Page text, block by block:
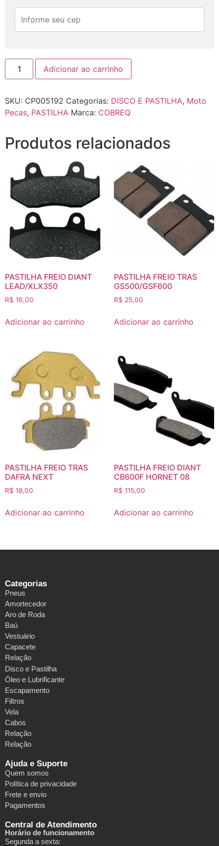
Adicionar ao carrinho
SKU: CP005192 Categorias: DISCO E PASTILHA, Moto
Pecas, PASTILHA Marca: COBREQ
Produtos relacionados
PASTILHA FREIO DIANT
LEAD/XLX350
R$ 16,00
Adicionar ao carrinho
PASTILHA FREIO TRAS
GS500/GSF600
R$ 25,00
Adicionar ao carrinho
PASTILHA FREIO TRAS
DAFRA NEXT
R$ 18,00
Adicionar ao carrinho
PASTILHA FREIO DIANT
CB600F HORNET 08
R$ 115,00
Adicionar ao carrinho
Categorias
Pneus
Amortecedor
Aro de Roda
Baú
Vestuário
Capacete
Relação
Disco e Pastilha
Óleo e Lubrificante
Escapamento
Filtros
Vela
Cabos
Relação
Relação
Ajuda e Suporte
Quem somos
Política de privacidade
Frete e envio
Pagamentos
Central de Atendimento
Horário de funcionamento
Segunda a sexta: